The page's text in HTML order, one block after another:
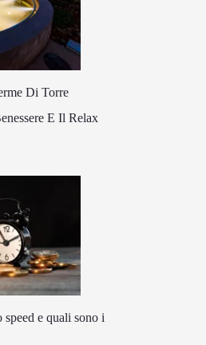
Di Torre
E Il Relax
speed e quali sono i